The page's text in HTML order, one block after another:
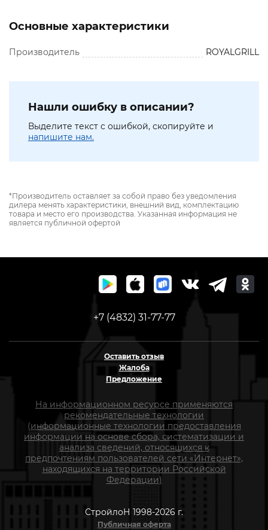
Основные характеристики
Производитель ROYALGRILL
Нашли ошибку в описании?
Выделите текст с ошибкой, скопируйте и
напишите нам.
*Производитель оставляет за собой право без уведомления
дилера менять характеристики, внешний вид, комплектацию
товара и место его производства. Указанная информация не
является публичной офертой
+7 (4832) 31-77-77
Оставить отзыв
Жалоба
Предложение
На информационном ресурсе применяются
рекомендательные технологии
(информационные технологии предоставления
информации на основе сбора, систематизации и
анализа сведений, относящихся к
предпочтениям пользователей сети «Интернет»,
находящихся на территории Российской
Федерации)
СтройлоН 1998-2026 г.
Публичная оферта